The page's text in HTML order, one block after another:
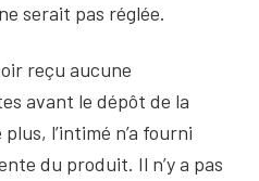
serait pas réglée.
reçu aucune
avant le dépôt de la
l’intimé n’a fourni
du produit. Il n’y a pas